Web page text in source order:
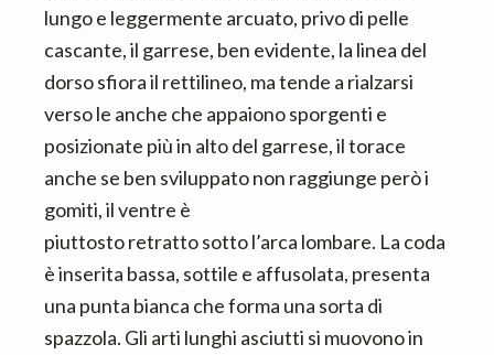
lungo e leggermente arcuato, privo di pelle
cascante, il garrese, ben evidente, la linea del
dorso sfiora il rettilineo, ma tende a rialzarsi
verso le anche che appaiono sporgenti e
posizionate più in alto del garrese, il torace
anche se ben sviluppato non raggiunge però i
gomiti, il ventre è
piuttosto retratto sotto l’arca lombare. La coda
è inserita bassa, sottile e affusolata, presenta
una punta bianca che forma una sorta di
spazzola. Gli arti lunghi asciutti si muovono in